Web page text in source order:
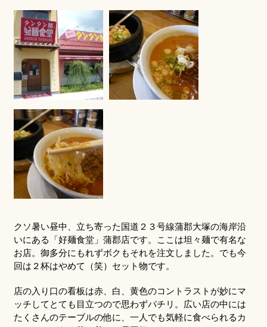
クソ暑い昼中、立ち寄った国道２３号線蒲郡大塚の海岸沿
いにある「好麺食堂」蒲郡店です。ここは坦々麺で有名な
お店。御多分にもれずボクもそれを注文しました。でも今
回は２杯はやめて（笑）セット物です。
店の入り口の看板は赤、白、黄色のコントラストが妙にマ
ッチしてとても目立つので思わずパチリ。広い店の中には
たくさんのテーブルの他に、一人でも気軽に食べられるカ